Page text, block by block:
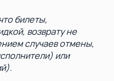
билеты,
возврату не
случаев отмены,
или